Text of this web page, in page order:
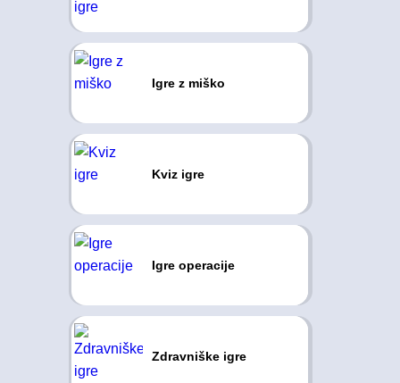
Igre z miško
Kviz igre
Igre operacije
Zdravniške igre